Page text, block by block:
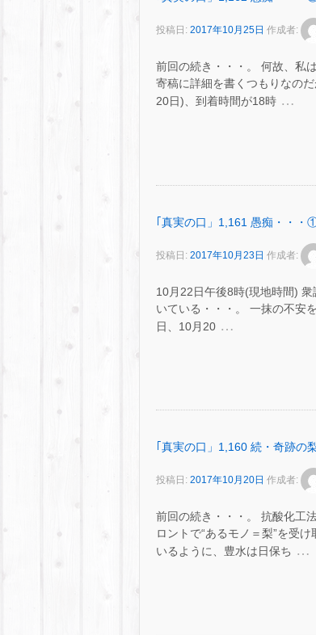
投稿日: 2017年10月25日 作成者:
前回の続き・・・。 何故、私
寄稿に詳細を書くつもりなの
20日)、到着時間が18時 …
｢真実の口」1,161 愚痴・・・
投稿日: 2017年10月23日 作成者:
10月22日午後8時(現地時間)
いている・・・。 一抹の不安
日、10月20 …
｢真実の口」1,160 続・奇跡の
投稿日: 2017年10月20日 作成者:
前回の続き・・・。 抗酸化工
ロントで“あるモノ＝梨”を受
いるように、豊水は日保ち …